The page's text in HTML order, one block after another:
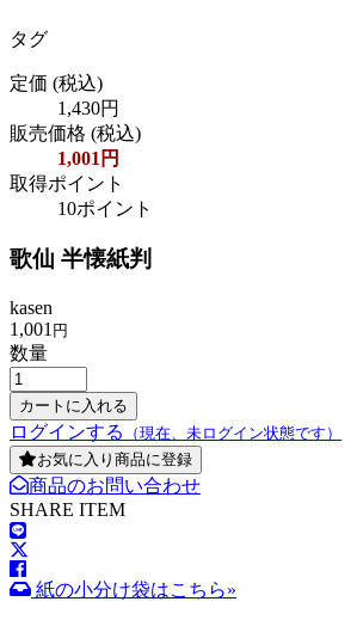
タグ
定価 (税込)
1,430円
販売価格 (税込)
1,001円
取得ポイント
10ポイント
歌仙 半懐紙判
kasen
1,001 円
数量
ログインする
（現在、未ログイン状態です）
お気に入り商品に登録
商品のお問い合わせ
SHARE ITEM
紙の小分け袋はこちら»